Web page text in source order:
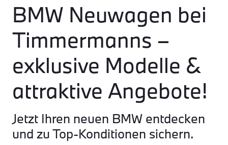
BMW Neuwagen bei
Timmermanns –
exklusive Modelle &
attraktive Angebote!
Jetzt Ihren neuen BMW entdecken
und zu Top-Konditionen sichern.